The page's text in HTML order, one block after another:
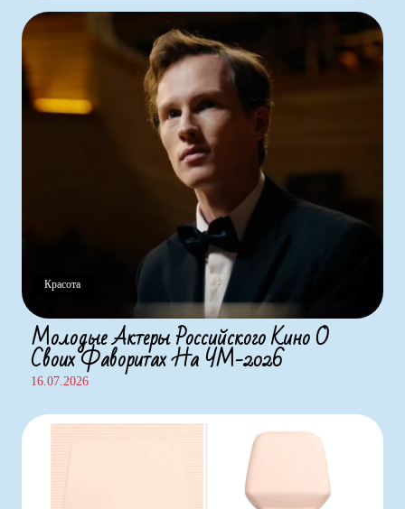
Красота
Молодые Актеры Российского Кино О
Своих Фаворитах На ЧМ-2026
16.07.2026